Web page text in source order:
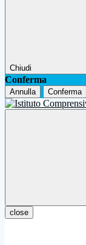
Chiudi
Conferma
Annulla Conferma
close